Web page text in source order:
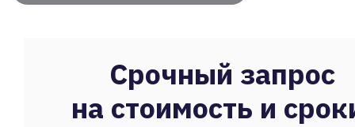
Срочный запрос
на стоимость и